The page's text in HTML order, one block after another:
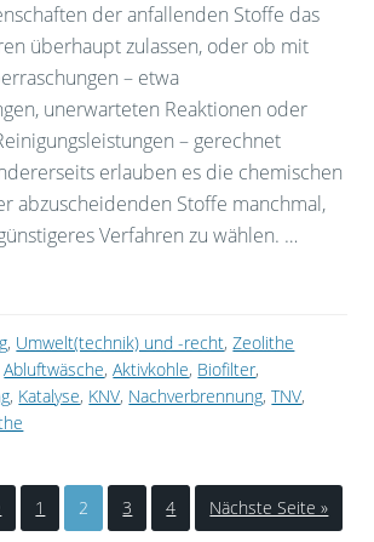
der anfallenden Stoffe das
überhaupt zulassen, oder ob mit
– etwa
unerwarteten Reaktionen oder
– gerechnet
erlauben es die chemischen
abzuscheidenden Stoffe manchmal,
Verfahren zu wählen. …
, Umwelt(technik) und -recht,Zeolithe
Abluftwäsche,Aktivkohle, Biofilter,
, Katalyse, KNV, Nachverbrennung,TNV,
1 2 3 4 Nächste Seite »